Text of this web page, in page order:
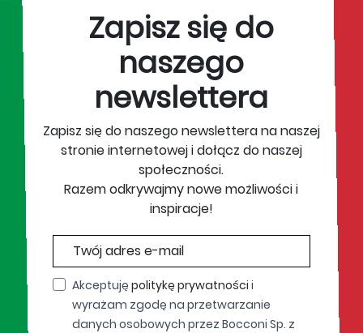
Zapisz się do
naszego
newslettera
Zapisz się do naszego newslettera na naszej
stronie internetowej i dołącz do naszej
społeczności.
Razem odkrywajmy nowe możliwości i
inspiracje!
Akceptujępolitykę prywatności i
wyrażam zgodę na przetwarzanie
danych osobowych przez Bocconi Sp. z